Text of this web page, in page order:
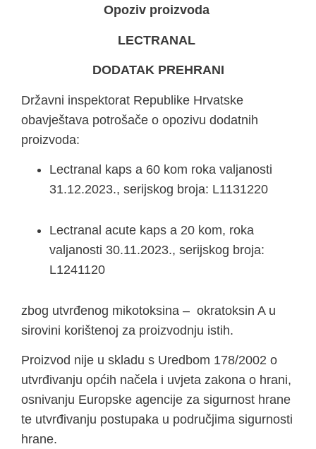
Opoziv proizvoda
LECTRANAL
DODATAK PREHRANI
Državni inspektorat Republike Hrvatske
obavještava potrošače o opozivu dodatnih
proizvoda:
Lectranal kaps a 60 kom roka valjanosti
31.12.2023., serijskog broja: L1131220
Lectranal acute kaps a 20 kom, roka
valjanosti 30.11.2023., serijskog broja:
L1241120
zbog utvrđenog mikotoksina – okratoksin A u
sirovini korištenoj za proizvodnju istih.
Proizvod nije u skladu s Uredbom 178/2002 o
utvrđivanju općih načela i uvjeta zakona o hrani,
osnivanju Europske agencije za sigurnost hrane
te utvrđivanju postupaka u područjima sigurnosti
hrane.